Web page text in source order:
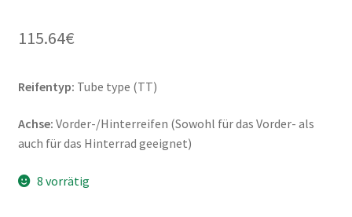
115.64€
Reifentyp: Tube type (TT)
Achse: Vorder-/Hinterreifen (Sowohl für das Vorder- als
auch für das Hinterrad geeignet)
8 vorrätig